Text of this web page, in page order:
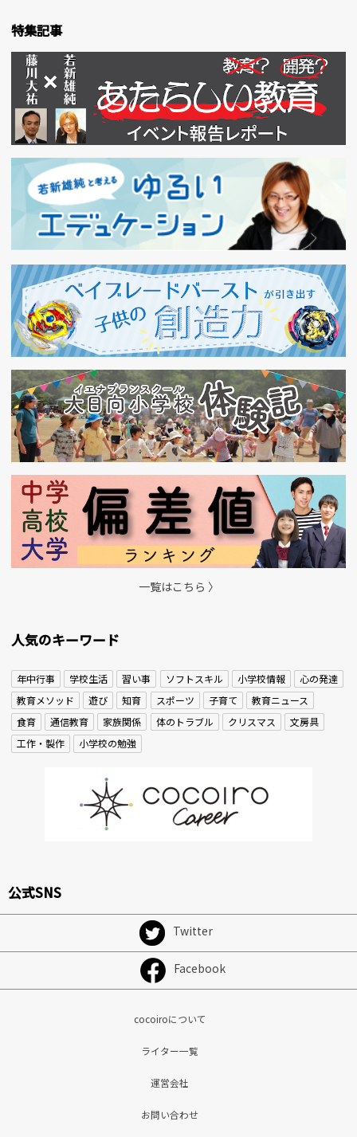
特集記事
一覧はこちら 〉
人気のキーワード
年中行事 学校生活 習い事 ソフトスキル 小学校情報
心の発達
教育メソッド
遊び 知育 スポーツ 子育て
教育ニュース
食育
通信教育 家族関係 体のトラブル クリスマス
文房具
工作・製作
小学校の勉強
公式SNS
Twitter
Facebook
cocoiroについて
ライター一覧
運営会社
お問い合わせ